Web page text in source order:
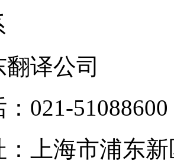
译公司
021-51088600
上海市浦东新